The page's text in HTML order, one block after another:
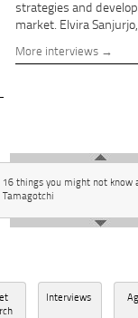
strategies and
market. Elvira
More interviews
16 things you might not know
Tamagotchi
Interviews